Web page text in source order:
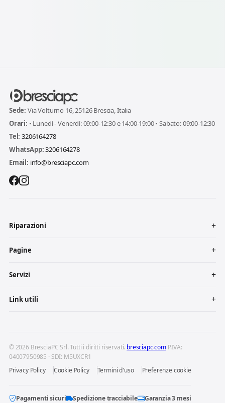
Sede: Via Volturno 16, 25126 Brescia, Italia
Orari: • Lunedì - Venerdì: 09:00-12:30 e 14:00-19:00 • Sabato: 09:00-12:30
Tel: 3206164278
WhatsApp:3206164278
Email: info@bresciapc.com
Riparazioni
Pagine
Servizi
Link utili
© 2026 BresciaPC Srl. Tutti i diritti riservati. bresciapc.com P.IVA:
04007950985 · SDI: M5UXCR1
Privacy Policy
Cookie Policy Termini d'uso Preferenze cookie
Pagamenti sicuri Spedizione tracciabile Garanzia 3 mesi